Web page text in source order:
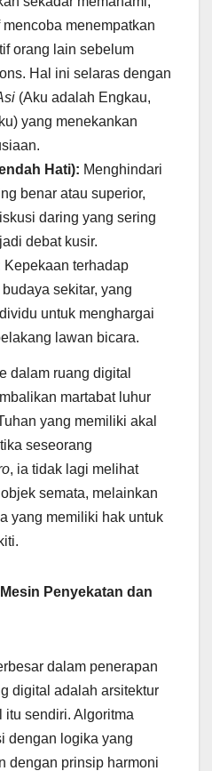
menempatkan
orang lain sebelum
Hal ini selaras dengan
(Aku adalah Engkau,
yang menekankan
Hati): Menghindari
benar atau superior,
daring yang sering
debat kusir.
Kepekaan terhadap
sekitar, yang
untuk menghargai
lawan bicara.
dalam ruang digital
martabat luhur
yang memiliki akal
seseorang
, ia tidak lagi melihat
semata, melainkan
yang memiliki hak untuk
Penyekatan dan
dalam penerapan
digital adalah arsitektur
sendiri. Algoritma
dengan logika yang
dengan prinsip harmoni